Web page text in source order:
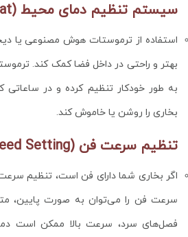
سیستم تنظیم دمای محیط (Thermostat)
استفاده از ترموستات هوش مصنوعی یا
بهتر و راحتی در داخل فضا کمک کند.
به طور خودکار تنظیم کرده و در ساعاتی
بخاری را روشن یا خاموش کند.
تنظیم سرعت فن (Fan Speed Setting)
اگر بخاری شما دارای فن است، تنظیم
سرعت فن را می‌توان به صورت پایین،
فصل‌های سرد، سرعت بالا ممکن است